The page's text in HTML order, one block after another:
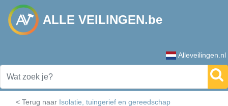
ALLE VEILINGEN.be
Alleveilingen.nl
< Terug naar Isolatie, tuingerief en gereedschap